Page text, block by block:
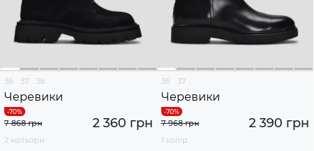
36 37 38
Черевики
2 360 грн
7 868 грн
2 кольори
36 37
Черевики
2 390 грн
7 968 грн
1 колір